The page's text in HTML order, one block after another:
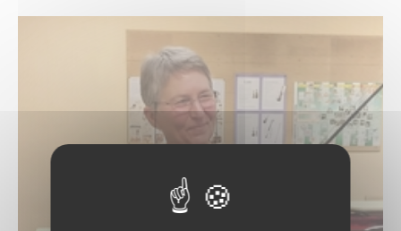
Violon alto
Violoncelle